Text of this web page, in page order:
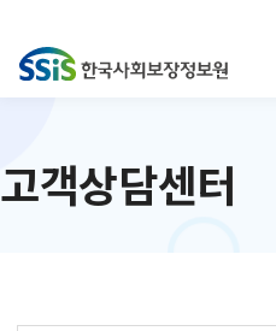
고객상담센터